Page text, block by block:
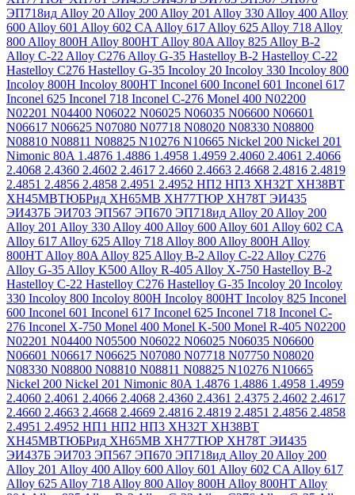
ЭП718ид Alloy 20 Alloy 200 Alloy 201 Alloy 330 Alloy 400 Alloy
600 Alloy 601 Alloy 602 CA Alloy 617 Alloy 625 Alloy 718 Alloy
800 Alloy 800H Alloy 800HT Alloy 80A Alloy 825 Alloy B-2
Alloy C-22 Alloy C276 Alloy G-35 Hastelloy B-2 Hastelloy C-22
Hastelloy C276 Hastelloy G-35 Incoloy 20 Incoloy 330 Incoloy 800
Incoloy 800H Incoloy 800HT Inconel 600 Inconel 601 Inconel 617
Inconel 625 Inconel 718 Inconel C-276 Monel 400 N02200
N02201 N04400 N06022 N06025 N06035 N06600 N06601
N06617 N06625 N07080 N07718 N08020 N08330 N08800
N08810 N08811 N08825 N10276 N10665 Nickel 200 Nickel 201
Nimonic 80A 1.4876 1.4886 1.4958 1.4959 2.4060 2.4061 2.4066
2.4068 2.4360 2.4602 2.4617 2.4660 2.4663 2.4668 2.4816 2.4819
2.4851 2.4856 2.4858 2.4951 2.4952 НП2 НП3 ХН32Т ХН38ВТ
ХН45МВТЮБРид ХН65МВ ХН77ТЮР ХН78Т ЭИ435
ЭИ437Б ЭИ703 ЭП567 ЭП670 ЭП718ид Alloy 20 Alloy 200
Alloy 201 Alloy 330 Alloy 400 Alloy 600 Alloy 601 Alloy 602 CA
Alloy 617 Alloy 625 Alloy 718 Alloy 800 Alloy 800H Alloy
800HT Alloy 80A Alloy 825 Alloy B-2 Alloy C-22 Alloy C276
Alloy G-35 Alloy K500 Alloy R-405 Alloy X-750 Hastelloy B-2
Hastelloy C-22 Hastelloy C276 Hastelloy G-35 Incoloy 20 Incoloy
330 Incoloy 800 Incoloy 800H Incoloy 800HT Incoloy 825 Inconel
600 Inconel 601 Inconel 617 Inconel 625 Inconel 718 Inconel C-
276 Inconel X-750 Monel 400 Monel K-500 Monel R-405 N02200
N02201 N04400 N05500 N06022 N06025 N06035 N06600
N06601 N06617 N06625 N07080 N07718 N07750 N08020
N08330 N08800 N08810 N08811 N08825 N10276 N10665
Nickel 200 Nickel 201 Nimonic 80A 1.4876 1.4886 1.4958 1.4959
2.4060 2.4061 2.4066 2.4068 2.4360 2.4361 2.4375 2.4602 2.4617
2.4660 2.4663 2.4668 2.4669 2.4816 2.4819 2.4851 2.4856 2.4858
2.4951 2.4952 НП1 НП2 НП3 ХН32Т ХН38ВТ
ХН45МВТЮБРид ХН65МВ ХН77ТЮР ХН78Т ЭИ435
ЭИ437Б ЭИ703 ЭП567 ЭП670 ЭП718ид Alloy 20 Alloy 200
Alloy 201 Alloy 400 Alloy 600 Alloy 601 Alloy 602 CA Alloy 617
Alloy 625 Alloy 718 Alloy 800 Alloy 800H Alloy 800HT Alloy